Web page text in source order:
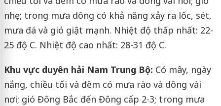
nhẹ; trong mưa dông có khả năng xảy ra lốc, sét,
mưa đá và gió giật mạnh. Nhiệt độ thấp nhất: 22-
25 độ C. Nhiệt độ cao nhất: 28-31 độ C.
Khu vực duyên hải Nam Trung Bộ: Có mây, ngày
nắng, chiều tối và đêm có mưa rào và dông vài
nơi; gió Đông Bắc đến Đông cấp 2-3; trong mưa